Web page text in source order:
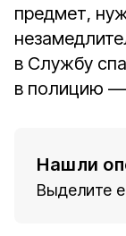
предмет,
в Службу
в полицию
Нашли
Выделите